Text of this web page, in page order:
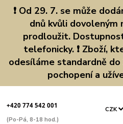
❗ Od 29. 7. se může
dnů kvůli dovoleným
prodloužit.
telefonicky. ❗ Zboží,
odesíláme standardně do
pochopení a
CZK
+420 774 542 001
(Po-Pá, 8-18 hod.)